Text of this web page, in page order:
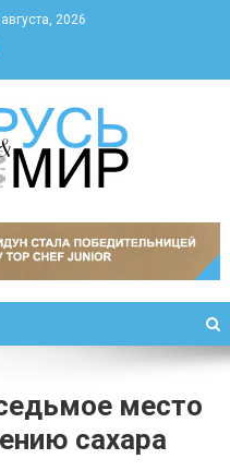
2026
место
сахара